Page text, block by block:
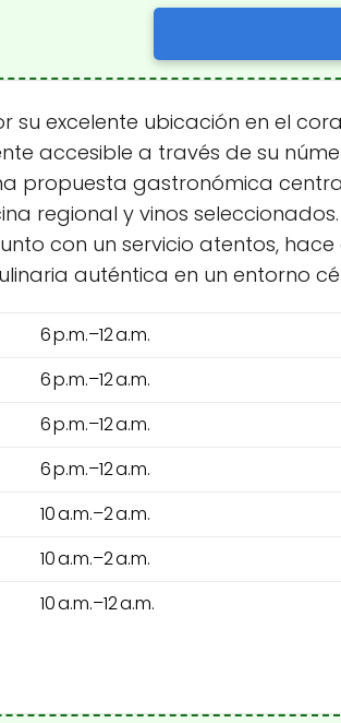
excelente ubicación en el
accesible a través de su
propuesta gastronómica
regional y vinos
con un servicio atentos,
auténtica en un entorno
6 p.m.–12 a.m.
6 p.m.–12 a.m.
6 p.m.–12 a.m.
6 p.m.–12 a.m.
10 a.m.–2 a.m.
10 a.m.–2 a.m.
10 a.m.–12 a.m.